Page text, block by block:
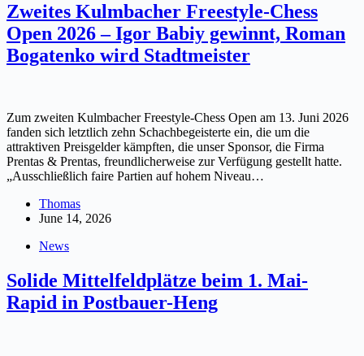
Zweites Kulmbacher Freestyle-Chess
Open 2026 – Igor Babiy gewinnt, Roman
Bogatenko wird Stadtmeister
Zum zweiten Kulmbacher Freestyle-Chess Open am 13. Juni 2026
fanden sich letztlich zehn Schachbegeisterte ein, die um die
attraktiven Preisgelder kämpften, die unser Sponsor, die Firma
Prentas & Prentas, freundlicherweise zur Verfügung gestellt hatte.
„Ausschließlich faire Partien auf hohem Niveau…
Thomas
June 14, 2026
News
Solide Mittelfeldplätze beim 1. Mai-
Rapid in Postbauer-Heng